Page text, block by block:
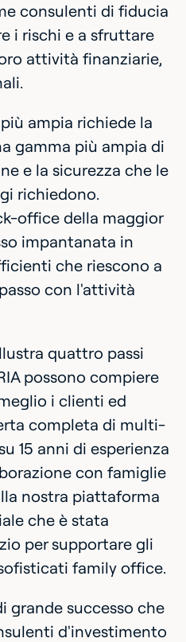
consulenti di fiducia
i rischi e a sfruttare
attività finanziarie,
ampia richiede la
gamma più ampia di
e la sicurezza che le
richiedono.
office della maggior
impantanata in
che riescono a
con l'attività
quattro passi
possono compiere
i clienti ed
completa di multi-
15 anni di esperienza
con famiglie
nostra piattaforma
che è stata
per supportare gli
family office.
grande successo che
d'investimento